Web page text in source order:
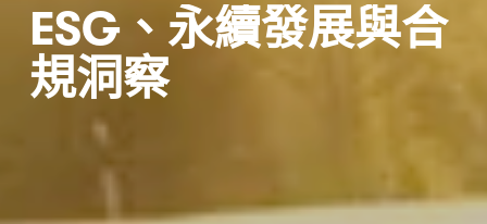
ESG、永續發展與合
規洞察